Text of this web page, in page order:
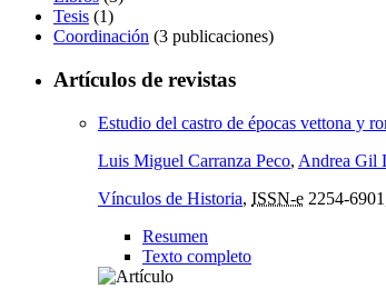
Tesis (1)
Coordinación (3 publicaciones)
Artículos de revistas
Estudio del castro de épocas vettona y
Luis Miguel Carranza Peco, Andrea Gil
Vínculos de Historia, ISSN-e 2254-
Resumen
Texto completo